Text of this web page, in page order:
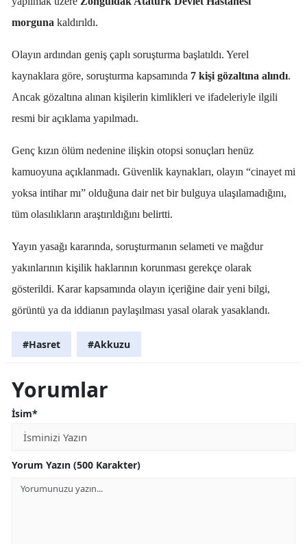
morguna kaldırıldı.
Olayın ardından geniş çaplı soruşturma başlatıldı. Yerel
kaynaklara göre, soruşturma kapsamında 7 kişi gözaltına alındı.
Ancak gözaltına alınan kişilerin kimlikleri ve ifadeleriyle ilgili
resmi bir açıklama yapılmadı.
Genç kızın ölüm nedenine ilişkin otopsi sonuçları henüz
kamuoyuna açıklanmadı. Güvenlik kaynakları, olayın “cinayet mi
yoksa intihar mı” olduğuna dair net bir bulguya ulaşılamadığını,
tüm olasılıkların araştırıldığını belirtti.
Yayın yasağı kararında, soruşturmanın selameti ve mağdur
yakınlarının kişilik haklarının korunması gerekçe olarak
gösterildi. Karar kapsamında olayın içeriğine dair yeni bilgi,
görüntü ya da iddianın paylaşılması yasal olarak yasaklandı.
#Hasret #Akkuzu
Yorumlar
İsim*
Yorum Yazın (500 Karakter)